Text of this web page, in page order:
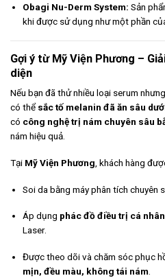
Obagi Nu-Derm System: Sản
khi được sử dụng như một phần
Gợi ý từ Mỹ Viện Phương –
diện
Nếu bạn đã thử nhiều loại serum nhưng
có thểsắc tố melanin đã ăn sâu
có công nghệ trị nám chuyên sâu
nám hiệu quả.
Tại Mỹ Viện Phương , khách hàng
Soi da bằng máy phân tích chuyên
Áp dụng phác đồ điều trị cá
Laser.
Được theo dõi và chăm sóc phục
mịn, đều màu, không tái nám.